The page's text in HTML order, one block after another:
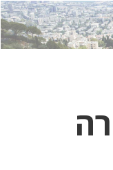
לחץ
כאן
לחץ
כדי